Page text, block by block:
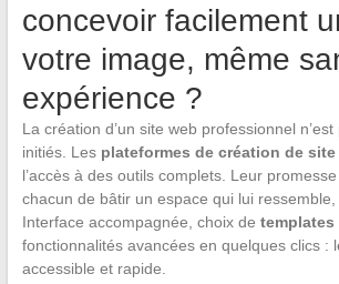
concevoir facilement
votre image, même
expérience ?
La création d’un site web professionnel
initiés. Les plateformes de création de site
l’accès à des outils complets. Leur
chacun de bâtir un espace qui lui ressemble,
Interface accompagnée, choix de templates
fonctionnalités avancées en quelques clics :
accessible et rapide.